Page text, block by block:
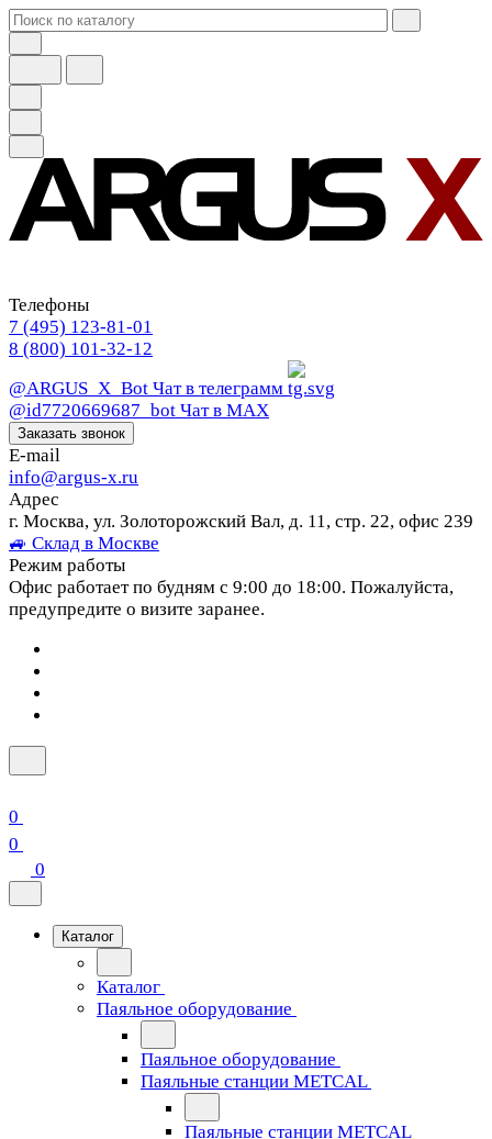
Телефоны
7 (495) 123-81-01
8 (800) 101-32-12
@ARGUS_X_Bot Чат в телеграмм
@id7720669687_bot Чат в МАХ
Заказать звонок
E-mail
info@argus-x.ru
Адрес
г. Москва, ул. Золоторожский Вал, д. 11, стр. 22, офис 239
🚙 Склад в Москве
Режим работы
Офис работает по будням с 9:00 до 18:00. Пожалуйста,
предупредите о визите заранее.
0
0
0
Каталог
Каталог
Паяльное оборудование
Паяльное оборудование
Паяльные станции METCAL
Паяльные станции METCAL